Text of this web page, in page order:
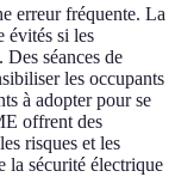
erreur fréquente. La
évités si les
séances de
les occupants
à adopter pour se
offrent des
risques et les
la sécurité électrique